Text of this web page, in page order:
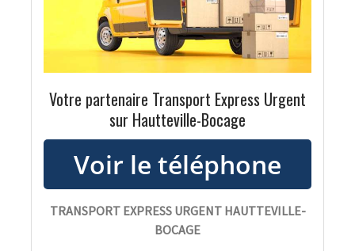
Votre partenaire Transport Express Urgent
sur Hautteville-Bocage
TRANSPORT EXPRESS URGENT HAUTTEVILLE-
BOCAGE